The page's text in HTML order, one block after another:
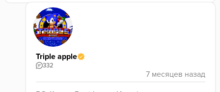
кальянных любителей на сайте. И это притом, что в
жизни я обожаю и квас, и темное пиво (хотя не пью,
беру безалкогольное в барах).
Возможно аромат
чем на обычной колодке и углях
электронном контроллере
Спустя 30 минут покура стало более-менее, но
удовольствия я все равно не получил.
Пытаюсь быть объективным, но больше
2/5
Triple apple
332